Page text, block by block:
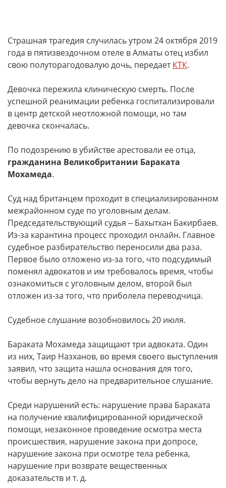
Страшная трагедия случилась утром 24 октября 2019
года в пятизвездочном отеле в Алматы отец избил
свою полуторагодовалую дочь, передаетКТК.
Девочка пережила клиническую смерть. После
успешной реанимации ребенка госпитализировали
в центр детской неотложной помощи, но там
девочка скончалась.
По подозрению в убийстве арестовали ее отца,
гражданина Великобритании Бараката
Мохамеда.
Суд над британцем проходит в специализированном
межрайонном суде по уголовным делам.
Председательствующий судья ‒ Бахытхан Бакирбаев.
Из-за карантина процесс проходил онлайн. Главное
судебное разбирательство переносили два раза.
Первое было отложено из-за того, что подсудимый
поменял адвокатов и им требовалось время, чтобы
ознакомиться с уголовным делом, второй был
отложен из-за того, что приболела переводчица.
Судебное слушание возобновилось 20 июля.
Бараката Мохамеда защищают три адвоката. Один
из них, Таир Назханов, во время своего выступления
заявил, что защита нашла основания для того,
чтобы вернуть дело на предварительное слушание.
Среди нарушений есть: нарушение права Бараката
на получение квалифицированной юридической
помощи, незаконное проведение осмотра места
происшествия, нарушение закона при допросе,
нарушение закона при осмотре тела ребенка,
нарушение при возврате вещественных
доказательств и т. д.